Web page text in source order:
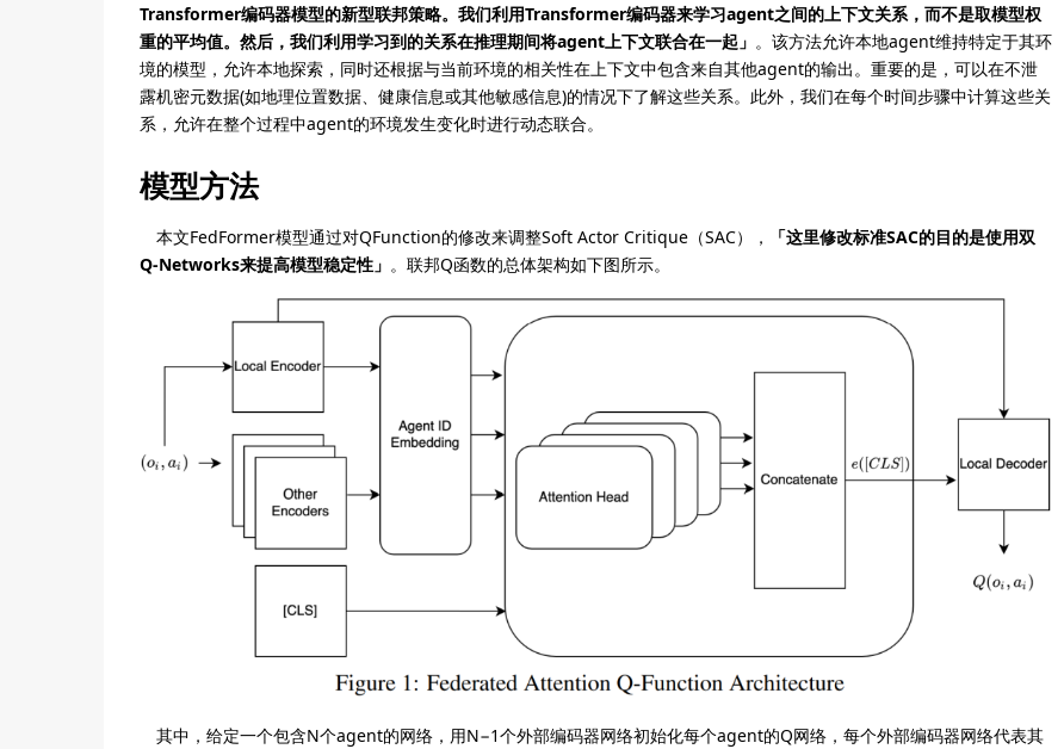
Transformer编码器模型的新型联邦策略。我们利用Transformer编码器来学习agent之间的上下文关系，而不是取模型权
重的平均值。然后，我们利用学习到的关系在推理期间将agent上下文联合在一起」 。该方法允许本地agent维持特定于其环
境的模型，允许本地探索，同时还根据与当前环境的相关性在上下文中包含来自其他agent的输出。重要的是，可以在不泄
露机密元数据(如地理位置数据、健康信息或其他敏感信息)的情况下了解这些关系。此外，我们在每个时间步骤中计算这些关
系，允许在整个过程中agent的环境发生变化时进行动态联合。
模型方法
本文FedFormer模型通过对QFunction的修改来调整Soft Actor Critique（SAC），
「这里修改标准SAC的目的是使用双
Q-Networks来提高模型稳定性」 。联邦Q函数的总体架构如下图所示。
其中，给定一个包含N个agent的网络，用N−1个外部编码器网络初始化每个agent的Q网络，每个外部编码器网络代表其